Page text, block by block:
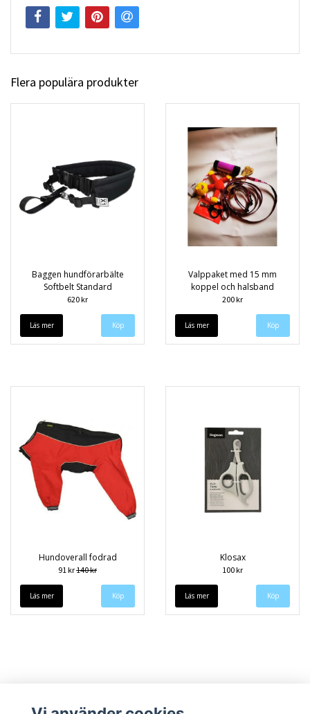
Flera populära produkter
Baggen hundförarbälte
Softbelt Standard
620 kr
Läs mer Köp
Valppaket med 15 mm
koppel och halsband
200 kr
Läs mer Köp
Hundoverall fodrad
91 kr140 kr
Läs mer Köp
Klosax
100 kr
Läs mer